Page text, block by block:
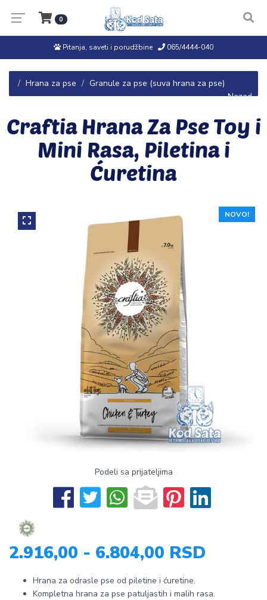
0
Pitanja, saveti i porudžbine 065/4444-040
Hrana za pse
Granule za pse (suva hrana za pse)
← Nazad
Craftia Hrana Za Pse Toy i
Mini Rasa, Piletina i
Ćuretina
NOVO!
Podeli sa prijateljima
2.916,00 - 6.804,00 RSD
Hrana za odrasle pse od piletine i ćuretine.
Kompletna hrana za pse patuljastih i malih rasa.